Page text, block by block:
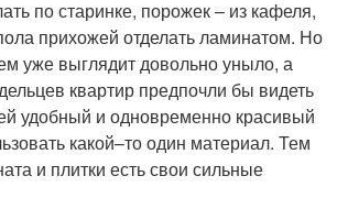
по старинке, порожек – из кафеля,
прихожей отделать ламинатом. Но
уже выглядит довольно уныло, а
квартир предпочли бы видеть
удобный и одновременно красивый
какой–то один материал. Тем
и плитки есть свои сильные